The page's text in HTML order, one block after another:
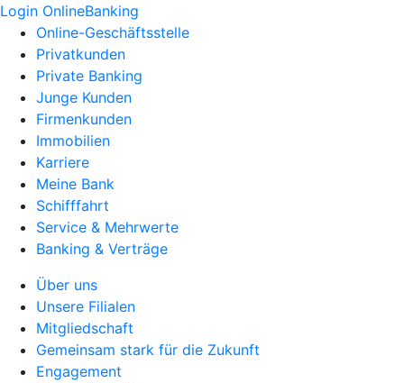
Login OnlineBanking
Online-Geschäftsstelle
Privatkunden
Private Banking
Junge Kunden
Firmenkunden
Immobilien
Karriere
Meine Bank
Schifffahrt
Service & Mehrwerte
Banking & Verträge
Über uns
Unsere Filialen
Mitgliedschaft
Gemeinsam stark für die Zukunft
Engagement